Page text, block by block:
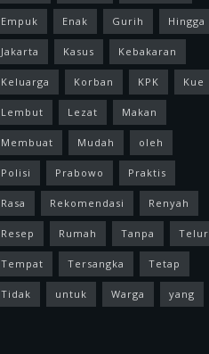
Empuk Enak Gurih Hingga
Jakarta Kasus Kebakaran
Keluarga Korban KPK Kue
Lembut Lezat Makan
Membuat Mudah oleh
Polisi Prabowo Praktis
Rasa Rekomendasi Renyah
Resep Rumah Tanpa Telur
Tempat Tersangka Tetap
Tidak untuk Warga yang